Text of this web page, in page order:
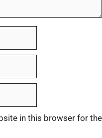
in this browser for the